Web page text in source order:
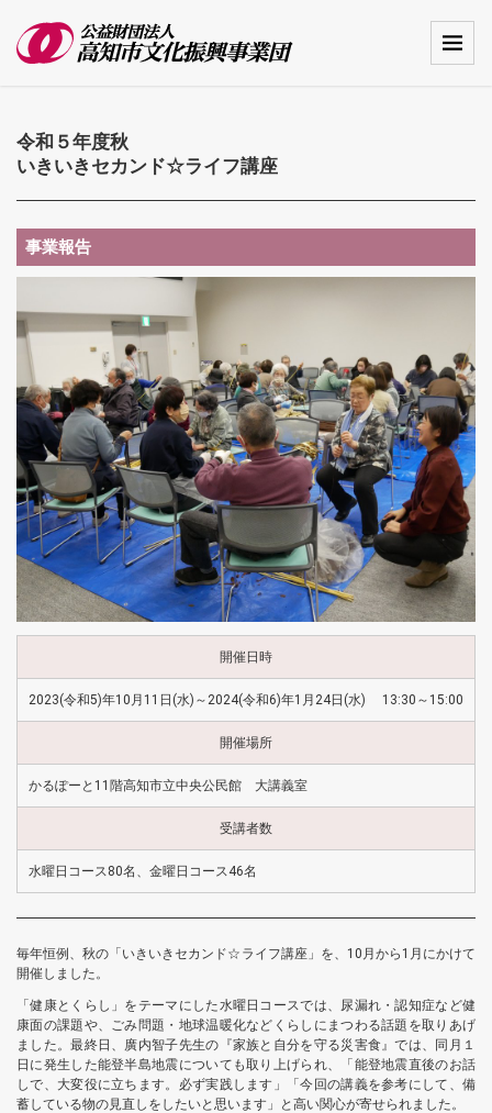
令和５年度秋
いきいきセカンド☆ライフ講座
事業報告
開催日時
2023(令和5)年10月11日(水)～2024(令和6)年1月24日(水) 13:30～15:00
開催場所
かるぽーと11階高知市立中央公民館 大講義室
受講者数
水曜日コース80名、金曜日コース46名
毎年恒例、秋の「いきいきセカンド☆ライフ講座」を、10月から1月にかけて
開催しました。
「健康とくらし」をテーマにした水曜日コースでは、尿漏れ・認知症など健
康面の課題や、ごみ問題・地球温暖化などくらしにまつわる話題を取りあげ
ました。最終日、廣内智子先生の『家族と自分を守る災害食』では、同月１
日に発生した能登半島地震についても取り上げられ、「能登地震直後のお話
しで、大変役に立ちます。必ず実践します」「今回の講義を参考にして、備
蓄している物の見直しをしたいと思います」と高い関心が寄せられました。